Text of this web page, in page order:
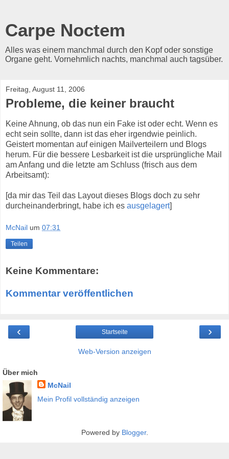
Carpe Noctem
Alles was einem manchmal durch den Kopf oder sonstige
Organe geht. Vornehmlich nachts, manchmal auch tagsüber.
Freitag, August 11, 2006
Probleme, die keiner braucht
Keine Ahnung, ob das nun ein Fake ist oder echt. Wenn es
echt sein sollte, dann ist das eher irgendwie peinlich.
Geistert momentan auf einigen Mailverteilern und Blogs
herum. Für die bessere Lesbarkeit ist die ursprüngliche Mail
am Anfang und die letzte am Schluss (frisch aus dem
Arbeitsamt):
[da mir das Teil das Layout dieses Blogs doch zu sehr
durcheinanderbringt, habe ich es ausgelagert]
McNail um 07:31
Teilen
Keine Kommentare:
Kommentar veröffentlichen
‹ ›
Startseite
Web-Version anzeigen
Über mich
McNail
Mein Profil vollständig anzeigen
Powered by Blogger.